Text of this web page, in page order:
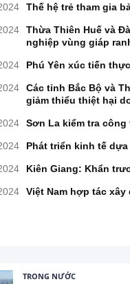
Thế hệ trẻ tham gia
Thừa Thiên Huế và
nghiệp vùng giáp
Phú Yên xúc tiến
Các tỉnh Bắc Bộ và
giảm thiểu thiệt hại
Sơn La kiểm tra
Phát triển kinh tế
Kiên Giang: Khẩn
Việt Nam hợp tác
TRONG NƯỚC